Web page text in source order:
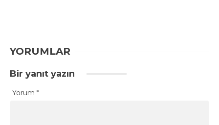
YORUMLAR
Bir yanıt yazın
Yorum *